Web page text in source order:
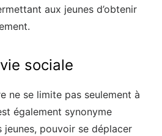
aux jeunes d’obtenir
sociale
ne se limite pas seulement à
également synonyme
jeunes, pouvoir se déplacer